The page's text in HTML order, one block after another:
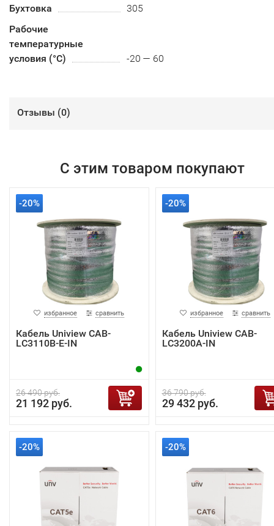
Бухтовка
305
Рабочие
температурные
условия (°С)
-20 — 60
Отзывы (0)
С этим товаром покупают
-20%
избранное сравнить
Кабель Uniview CAB-
LC3110B-E-IN
26 490 руб.
21 192 руб.
-20%
избранное сравнить
Кабель Uniview CAB-
LC3200A-IN
36 790 руб.
29 432 руб.
-20% -20%